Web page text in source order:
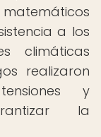
a los
climáticas
realizaron
y
la